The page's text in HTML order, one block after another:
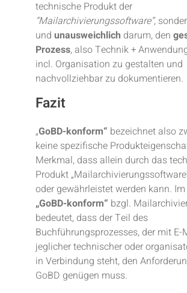
technische Produkt der
“Mailarchivierungssoftware”,
und unausweichlich darum, den
Prozess, also Technik +
incl. Organisation zu gestalten und
nachvollziehbar zu dokumentieren.
Fazit
„GoBD-konform“ bezeichnet also
keine spezifische
Merkmal, dass allein durch das
Produkt
oder gewährleistet werden kann.
„GoBD-konform“ bzgl.
bedeutet, dass der Teil des
Buchführungsprozesses, der mit E-
jeglicher technischer oder
in Verbindung steht, den
GoBD genügen muss.